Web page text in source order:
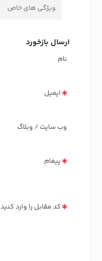
ویژگی های خاص
ارسال بازخورد
نام
ایمیل
وب سایت / وبلاگ
پیغام
کد مقابل را وارد کنید